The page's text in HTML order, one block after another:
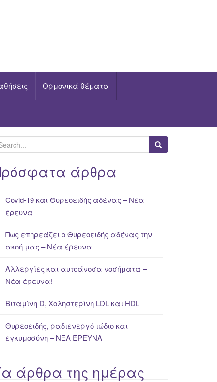
Ορμονικά θέματα
άρθρα
Covid-19 και Θυρεοειδής αδένας – Νέα
έρευνα
Πως επηρεάζει ο Θυρεοειδής αδένας την
ακοή μας – Νέα έρευνα
Αλλεργίες και αυτοάνοσα νοσήματα –
Νέα έρευνα!
Βιταμίνη D, Χοληστερίνη LDL και HDL
Θυρεοειδής, ραδιενεργό ιώδιο και
εγκυμοσύνη – ΝΕΑ ΈΡΕΥΝΑ
άρθρα της ημέρας